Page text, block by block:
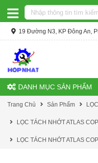
19 Đường N3, KP Đông An,
DANH MỤC SẢN PHẨM
Trang Chủ Sản Phẩm
LỌC TÁCH NHỚT ATLAS
LỌC TÁCH NHỚT ATLAS